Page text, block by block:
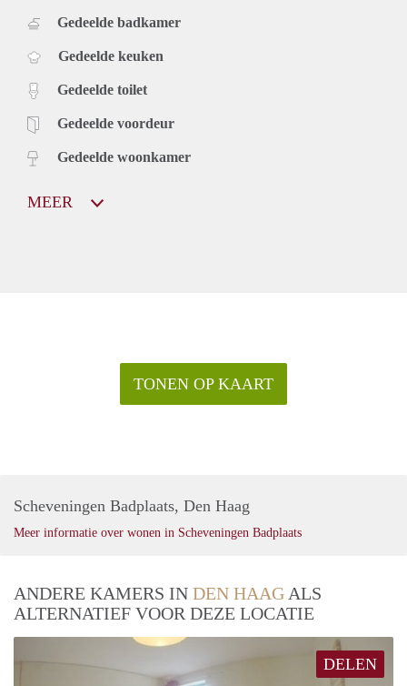
Gedeelde badkamer
Gedeelde keuken
Gedeelde toilet
Gedeelde voordeur
Gedeelde woonkamer
MEER
TONEN OP KAART
Scheveningen Badplaats, Den Haag
Meer informatie over wonen in Scheveningen Badplaats
ANDERE KAMERS IN DEN HAAG ALS
ALTERNATIEF VOOR DEZE LOCATIE
DELEN